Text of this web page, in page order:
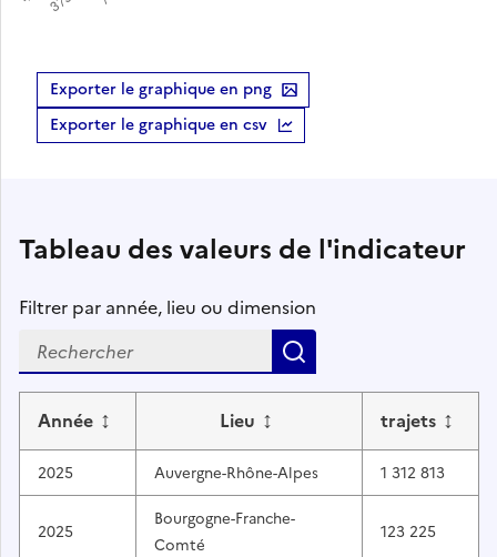
Exporter le graphique en png
Exporter le graphique en csv
Tableau des valeurs de l'indicateur
Filtrer par année, lieu ou dimension
Année ↕ Lieu ↕ trajets ↕
2025 Auvergne-Rhône-Alpes 1 312 813
2025
Bourgogne-Franche-
Comté
123 225